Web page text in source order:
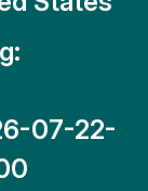
07-22-